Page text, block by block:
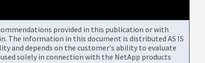
provided in this publication or with
The information in this document is distributed AS IS
and depends on the customer's ability to evaluate
solely in connection with the NetApp products